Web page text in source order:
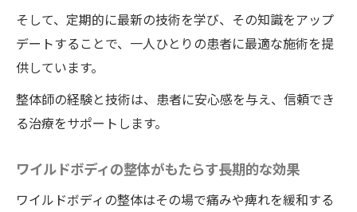
そして、定期的に最新の技術を学び、その知識をアップ
デートすることで、一人ひとりの患者に最適な施術を提
供しています。
整体師の経験と技術は、患者に安心感を与え、信頼でき
る治療をサポートします。
ワイルドボディの整体がもたらす長期的な効果
ワイルドボディの整体はその場で痛みや痺れを緩和する